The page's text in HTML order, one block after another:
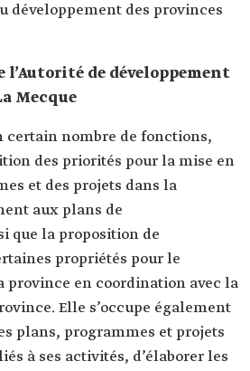
développement des provinces
l’Autorité de développement
Mecque
certain nombre de fonctions,
des priorités pour la mise en
et des projets dans la
aux plans de
que la proposition de
propriétés pour le
province en coordination avec la
Elle s’occupe également
plans, programmes et projets
à ses activités, d’élaborer les